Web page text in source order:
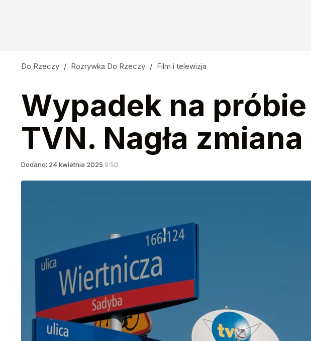
Do Rzeczy / Rozrywka Do Rzeczy / Film i telewizja
Wypadek na
TVN. Nagła
Dodano: 24kwietnia 2025 9:50